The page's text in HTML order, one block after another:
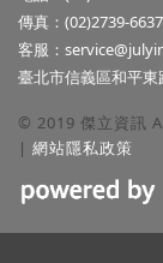
傳真：(02)2739-6637
客服：
臺北市信義區和平
© 2019 傑立資訊
| 網站隱私政策